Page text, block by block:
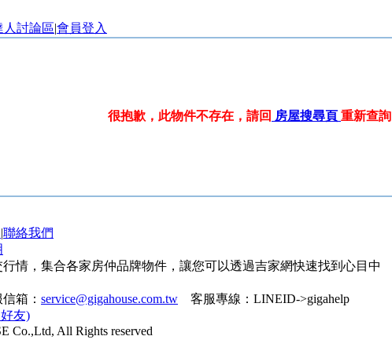
討論區|會員登入
很抱歉，此物件不存在，請回 房屋搜尋頁 重新查詢
|聯絡我們
情，集合各家房仲品牌物件，讓您可以透過吉家網快速找到心目中
箱： service@gigahouse.com.tw 客服專線： LINEID->gigahelp
友)
Co.,Ltd, All Rights reserved